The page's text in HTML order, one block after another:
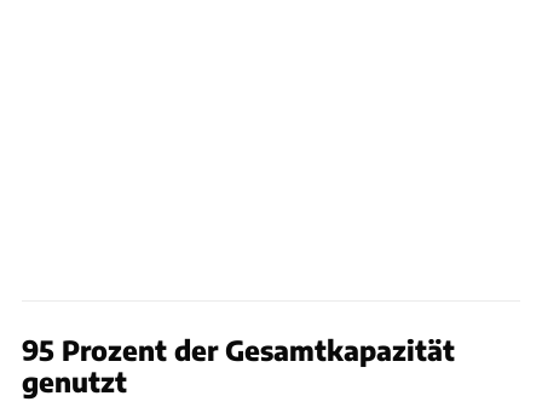
95 Prozent der Gesamtkapazität
genutzt